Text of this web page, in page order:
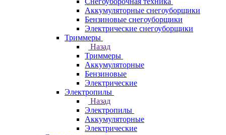
Аккумуляторные снегоуборщики
Бензиновые снегоуборщики
Электрические снегоуборщики
Триммеры
Назад
Триммеры
Аккумуляторные
Бензиновые
Электрические
Электропилы
Назад
Электропилы
Аккумуляторные
Электрические